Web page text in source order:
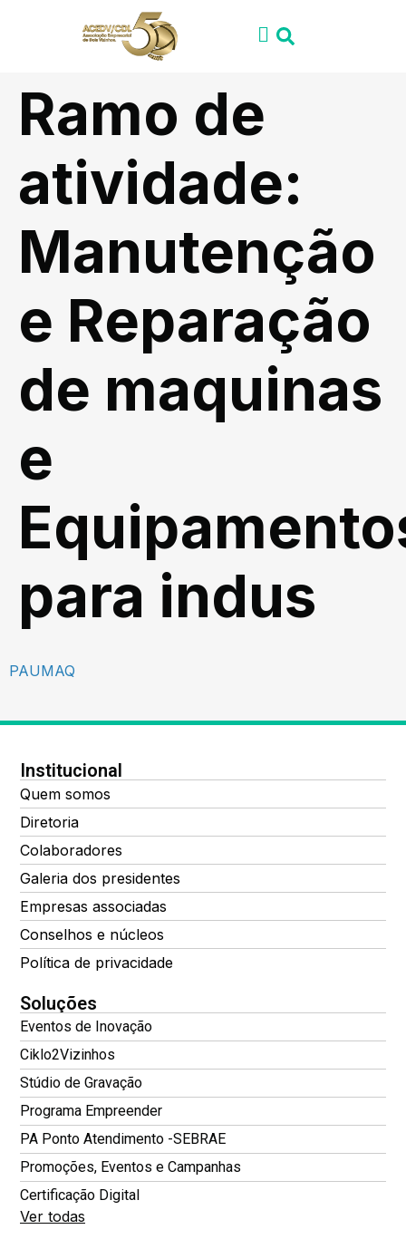
Ramo de
atividade:
Manutenção
e Reparação
de maquinas
e
para indus
PAUMAQ
Institucional
Quem somos
Diretoria
Colaboradores
Galeria dos presidentes
Empresas associadas
Conselhos e núcleos
Política de privacidade
Soluções
Eventos de Inovação
Ciklo2Vizinhos
Stúdio de Gravação
Programa Empreender
PA Ponto Atendimento -SEBRAE
Promoções, Eventos e Campanhas
Certificação Digital
Ver todas